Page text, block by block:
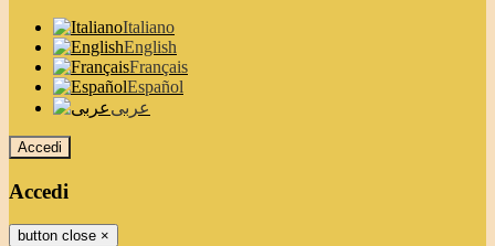
Italiano
English
Français
Español
عربى
Accedi
Accedi
button close ×